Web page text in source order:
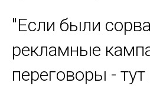
"Если были
рекламные
переговоры -